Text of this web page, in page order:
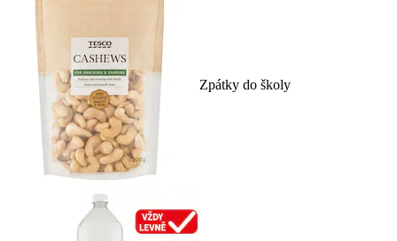
Zpátky do školy